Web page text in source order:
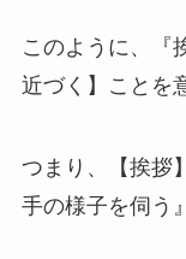
このように、『
近づく】ことを
つまり、【挨拶
手の様子を伺う